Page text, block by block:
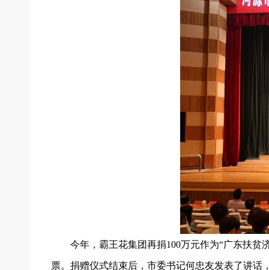
今年，霸王花集团再捐100万元作为“广东扶
票。捐赠仪式结束后，市委书记何忠友发表了讲